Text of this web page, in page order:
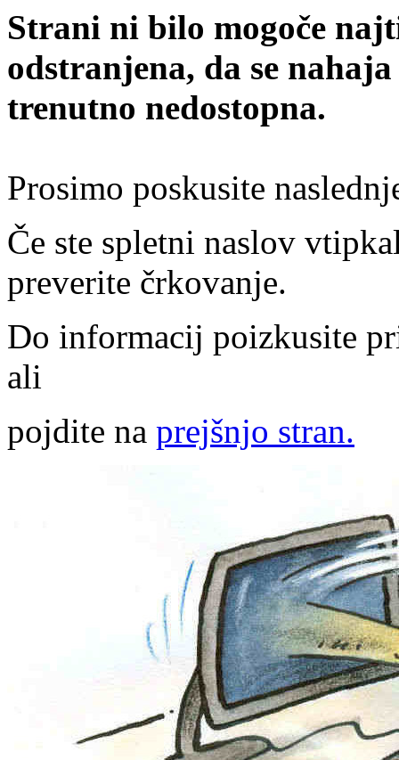
Strani ni bilo mogoče
odstranjena, da se
trenutno nedostopna.
Prosimo poskusite
Če ste spletni naslov
preverite črkovanje.
Do informacij poizkusite
ali
pojdite na prejšnjo stran.